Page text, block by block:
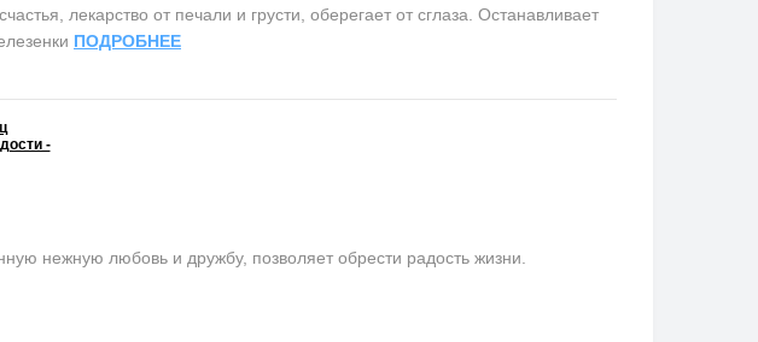
лекарство от печали и грусти, оберегает от сглаза. Останавливает
ПОДРОБНЕЕ
-
нежную любовь и дружбу, позволяет обрести радость жизни.